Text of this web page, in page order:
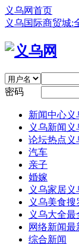
义乌网首页
义乌国际商贸城:
密码
新闻中心
义乌新闻
论坛热点
汽车
亲子
婚嫁
义乌家居
义乌美食搜
义乌大全最
网络新闻最
综合新闻